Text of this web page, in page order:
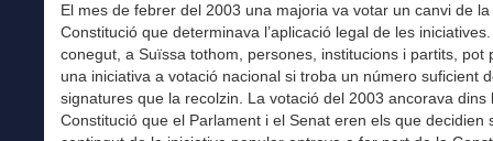
El mes de febrer del 2003 una majoria va votar un canvi de la
Constitució que determinava l’aplicació legal de les
conegut, a Suïssa tothom, persones, institucions i partits, pot
una iniciativa a votació nacional si troba un número suficient
signatures que la recolzin. La votació del 2003 ancorava dins
Constitució que el Parlament i el Senat eren els que decidien